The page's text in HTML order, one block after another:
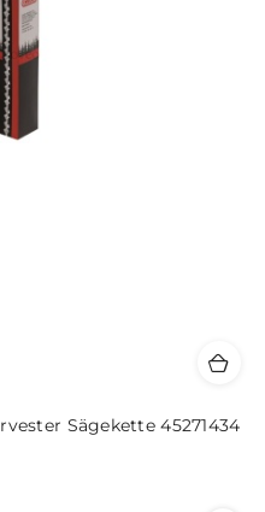
Sägekette 45271434